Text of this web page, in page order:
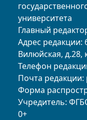
университета
Главный
Адрес редакции:
Вилюйская,
Телефон
Почта редакции:
Форма
Учредитель:
0+